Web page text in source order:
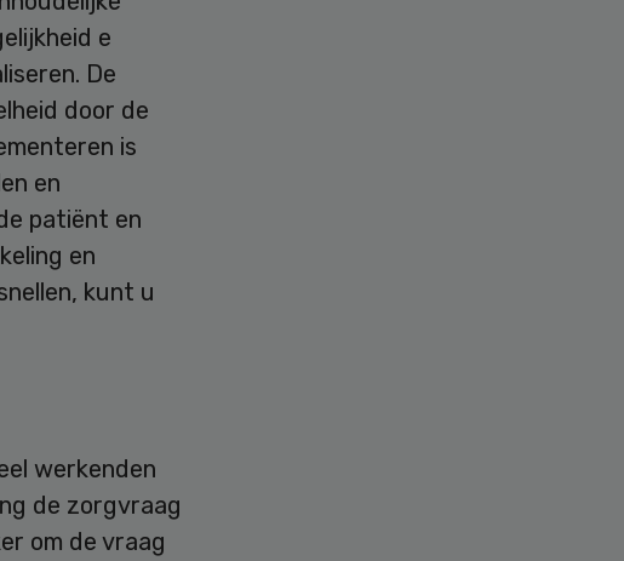
e
De
door de
is
en
patiënt en
en
kunt u
werkenden
de zorgvraag
om de vraag